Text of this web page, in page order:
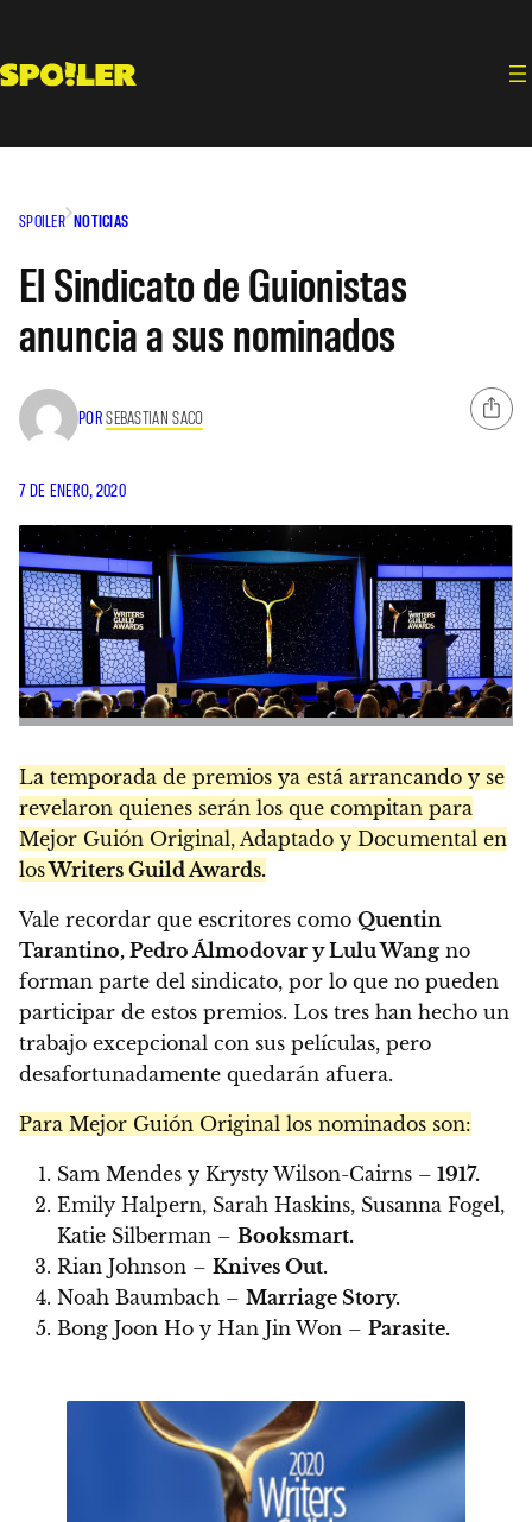
contenido
SPOILER NOTICIAS
El Sindicato de Guionistas
anuncia a sus nominados
PORSEBASTIAN SACO
7 DE ENERO, 2020
La temporada de premios ya está arrancando y se
revelaron quienes serán los que compitan para
Mejor Guión Original, Adaptado y Documental en
losWriters Guild Awards.
Vale recordar que escritores como Quentin
Tarantino, Pedro Álmodovar y Lulu Wang no
forman parte del sindicato, por lo que no pueden
participar de estos premios. Los tres han hecho un
trabajo excepcional con sus películas, pero
desafortunadamente quedarán afuera.
Para Mejor Guión Original los nominados son:
Sam Mendes y Krysty Wilson-Cairns – 1917.
Emily Halpern, Sarah Haskins, Susanna Fogel,
Katie Silberman – Booksmart.
Rian Johnson – Knives Out.
Noah Baumbach – Marriage Story.
Bong Joon Ho y Han Jin Won – Parasite.